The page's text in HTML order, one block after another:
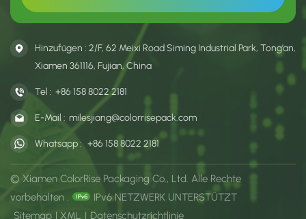
Hinzufügen : 2/F, 62 Meixi Road Siming Industrial Park, Tong’an,
Xiamen 361116, Fujian, China
Tel : +86 158 8022 2181
E-Mail : milesjiang@colorrisepack.com
Whatsapp : +86 158 8022 2181
© Xiamen ColorRise Packaging Co., Ltd. Alle Rechte
vorbehalten .
IPv6 NETZWERK UNTERSTÜTZT
Sitemap | XML | Datenschutzrichtlinie